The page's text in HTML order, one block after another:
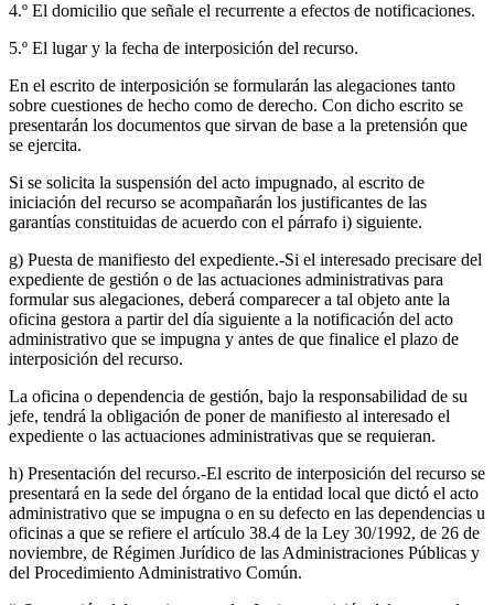
4.º El domicilio que señale el recurrente a efectos de notificaciones.
5.º El lugar y la fecha de interposición del recurso.
En el escrito de interposición se formularán las alegaciones tanto
sobre cuestiones de hecho como de derecho. Con dicho escrito se
presentarán los documentos que sirvan de base a la pretensión que
se ejercita.
Si se solicita la suspensión del acto impugnado, al escrito de
iniciación del recurso se acompañarán los justificantes de las
garantías constituidas de acuerdo con el párrafo i) siguiente.
g) Puesta de manifiesto del expediente.-Si el interesado precisare del
expediente de gestión o de las actuaciones administrativas para
formular sus alegaciones, deberá comparecer a tal objeto ante la
oficina gestora a partir del día siguiente a la notificación del acto
administrativo que se impugna y antes de que finalice el plazo de
interposición del recurso.
La oficina o dependencia de gestión, bajo la responsabilidad de su
jefe, tendrá la obligación de poner de manifiesto al interesado el
expediente o las actuaciones administrativas que se requieran.
h) Presentación del recurso.-El escrito de interposición del recurso se
presentará en la sede del órgano de la entidad local que dictó el acto
administrativo que se impugna o en su defecto en las dependencias u
oficinas a que se refiere el artículo 38.4 de la Ley 30/1992, de 26 de
noviembre, de Régimen Jurídico de las Administraciones Públicas y
del Procedimiento Administrativo Común.